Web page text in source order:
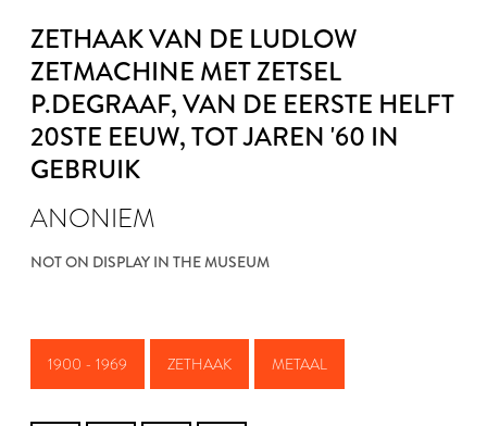
ZETHAAK VAN DE LUDLOW
ZETMACHINE MET ZETSEL
P.DEGRAAF, VAN DE EERSTE HELFT
20STE EEUW, TOT JAREN '60 IN
GEBRUIK
ANONIEM
NOT ON DISPLAY IN THE MUSEUM
1900 - 1969 ZETHAAK METAAL